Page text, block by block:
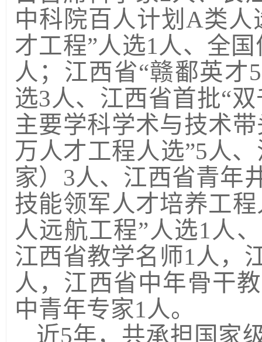
中科院百人计划 A类人
才工程”人选1 人、全
人；江西省“赣鄱英才
选3人、江西省首批“
主要学科学术与技术
万人才工程人选”5人
家） 3人、江西省青年
技能领军人才培养工
人远航工程”人选1 人
江西省教学名师1 人，
人，江西省中年骨干
中青年专家1 人。
近5年，共承担国家